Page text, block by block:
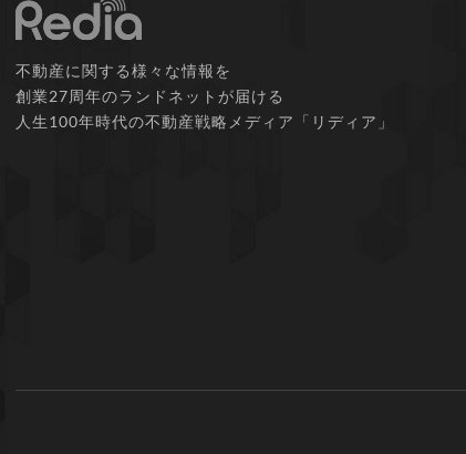
不動産に関する様々な情報を
創業27周年のランドネットが届ける
人生100年時代の不動産戦略メディア「リディア」